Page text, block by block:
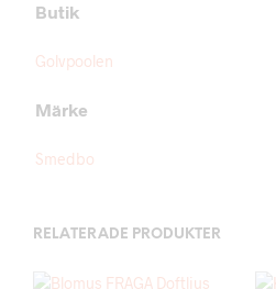
Butik
Golvpoolen
Märke
Smedbo
RELATERADE PRODUKTER